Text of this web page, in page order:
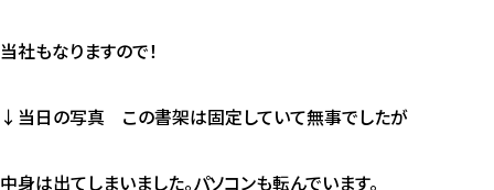
当社もなりますので！
↓当日の写真 この書架は固定していて無事でしたが
中身は出てしまいました。パソコンも転んでいます。